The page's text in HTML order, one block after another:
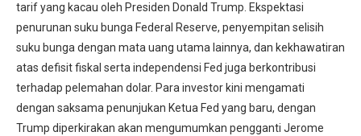
tarif yang kacau oleh Presiden Donald Trump. Ekspektasi
penurunan suku bunga Federal Reserve, penyempitan selisih
suku bunga dengan mata uang utama lainnya, dan kekhawatiran
atas defisit fiskal serta independensi Fed juga berkontribusi
terhadap pelemahan dolar. Para investor kini mengamati
dengan saksama penunjukan Ketua Fed yang baru, dengan
Trump diperkirakan akan mengumumkan pengganti Jerome